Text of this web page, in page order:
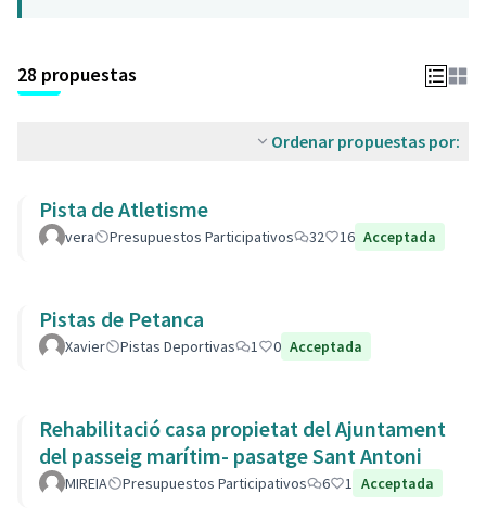
28 propuestas
Ordenar propuestas por:
Pista de Atletisme
vera Presupuestos Participativos 32 16 Acceptada
Pistas de Petanca
Xavier Pistas Deportivas 1 0 Acceptada
Rehabilitació casa propietat del Ajuntament
del passeig marítim- pasatge Sant Antoni
MIREIA Presupuestos Participativos 6 1 Acceptada